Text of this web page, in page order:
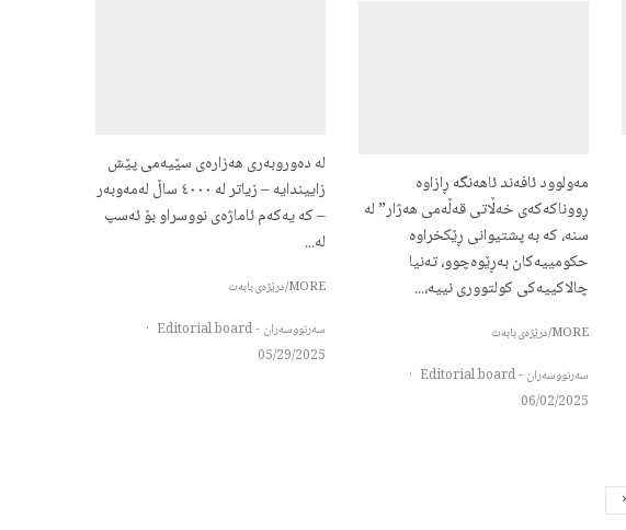
مەولوود ئافەند ئاھەنگە ڕازاوە
ڕووناکەکەی خەڵاتی قەڵەمی ھەژار” لە
سنە، کە بە پشتیوانی ڕێکخراوە
حکومییەکان بەڕێوەچوو، تەنیا
چالاکییەکی کولتووری نییە،...
MORE/درێژەی بابەت
سەرنووسەران - Editorial board
·
06/02/2025
لە دەوروبەری هەزارەی سێیەمی پێش
زاییندایە – زیاتر لە ٤٠٠٠ ساڵ لەمەوبەر
– کە یەکەم ئاماژەی نووسراو بۆ ئەسپ
لە...
MORE/درێژەی بابەت
سەرنووسەران - Editorial board
·
05/29/2025